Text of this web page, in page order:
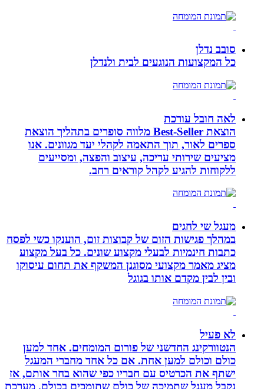
סובב נדלן
כל המקצועות הנוגעים לבית ולנדלן
לאה חובל עורכת
הוצאת Best-Seller מלווה סופרים בתהליך הוצאת
ספרים לאור, תוך התאמה לקהלי יעד מגוונים. אנו
מציעים שירותי עריכה, עיצוב והפצה, ומסייעים
ללקוחות להגיע לקהל קוראים רחב.
מעגל שי לחגים
במהלך פגישות הזום של קבוצות זום, הוענקו כשי לפסח
כתבות חינמיות לבעלי מקצוע שונים. כל בעל מקצוע
מציג מאמר מקצועי מסוגנן המשקף את תחום עיסוקו
ובין לבין מקדם אותו בגוגל
לא פעיל
הנטוורקינג החדשני של פורום המומחים. אחד למען
כולם וכולם למען אחת. אם כל אחד מחברי המעגל
ישתף את הכרטיס עם חבריו כפי שהוא בחר אותם, אז
נקבל מעגל שתמיכה של כולם שתומכים בכולם. מערכת